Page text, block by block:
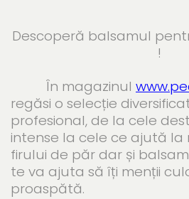
Descoperă balsamul
!
În magazinul
regăsi o selecție
profesional, de la cele
intense la cele ce ajută la
firului de păr dar și
te va ajuta să îți menții
proaspătă.